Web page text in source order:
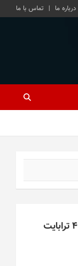
درباره ما تماس با ما
این کارت حافظه کوچک ۴ ترابایت